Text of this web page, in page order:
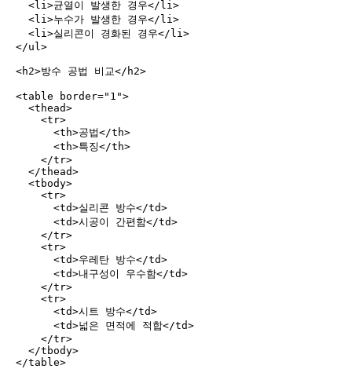
  <li>균열이 발생한 경우</li>
  <li>누수가 발생한 경우</li>
  <li>실리콘이 경화된 경우</li>
</ul>
<h2>방수 공법 비교</h2>
<table border="1">
  <thead>
    <tr>
      <th>공법</th>
      <th>특징</th>
    </tr>
  </thead>
  <tbody>
    <tr>
      <td>실리콘 방수</td>
      <td>시공이 간편함</td>
    </tr>
    <tr>
      <td>우레탄 방수</td>
      <td>내구성이 우수함</td>
    </tr>
    <tr>
      <td>시트 방수</td>
      <td>넓은 면적에 적합</td>
    </tr>
  </tbody>
</table>